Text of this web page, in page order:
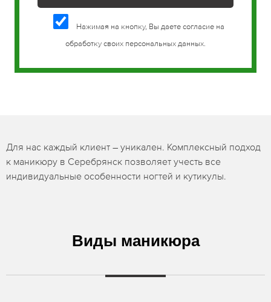
Нажимая на кнопку, Вы даете согласие на
обработку своих персональных данных.
Для нас каждый клиент – уникален. Комплексный подход
к маникюру в Серебрянск позволяет учесть все
индивидуальные особенности ногтей и кутикулы.
Виды маникюра